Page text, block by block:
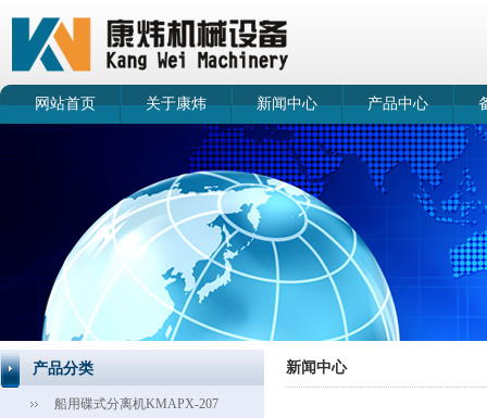
网站首页 关于康炜 新闻中心 产品中心
产品分类
船用碟式分离机KMAPX-207
新闻中心